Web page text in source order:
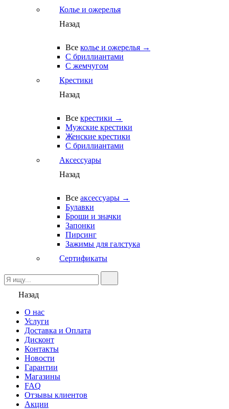
Колье и ожерелья
Назад
Все колье и ожерелья →
С бриллиантами
С жемчугом
Крестики
Назад
Все крестики →
Мужские крестики
Женские крестики
С бриллиантами
Аксессуары
Назад
Все аксессуары →
Булавки
Броши и значки
Запонки
Пирсинг
Зажимы для галстука
Сертификаты
Назад
О нас
Услуги
Доставка и Оплата
Дисконт
Контакты
Новости
Гарантии
Магазины
FAQ
Отзывы клиентов
Акции